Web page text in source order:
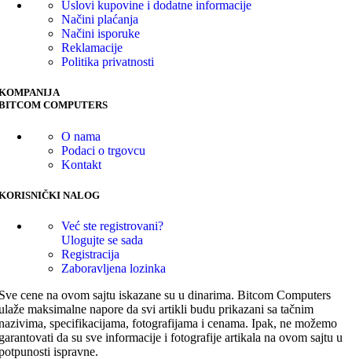
Uslovi kupovine i dodatne informacije
Načini plaćanja
Načini isporuke
Reklamacije
Politika privatnosti
COMPUTERS
O nama
Podaci o trgovcu
Kontakt
NALOG
Već ste registrovani?
Ulogujte se sada
Registracija
Zaboravljena lozinka
cene na ovom sajtu iskazane su u dinarima. Bitcom Computers
maksimalne napore da svi artikli budu prikazani sa tačnim
specifikacijama, fotografijama i cenama. Ipak, ne možemo
da su sve informacije i fotografije artikala na ovom sajtu u
ispravne.